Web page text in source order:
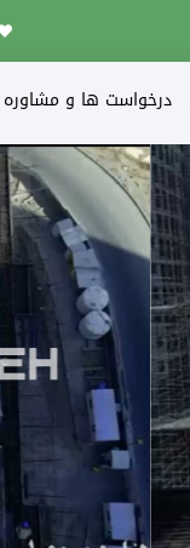
درخواست ها و مشاوره